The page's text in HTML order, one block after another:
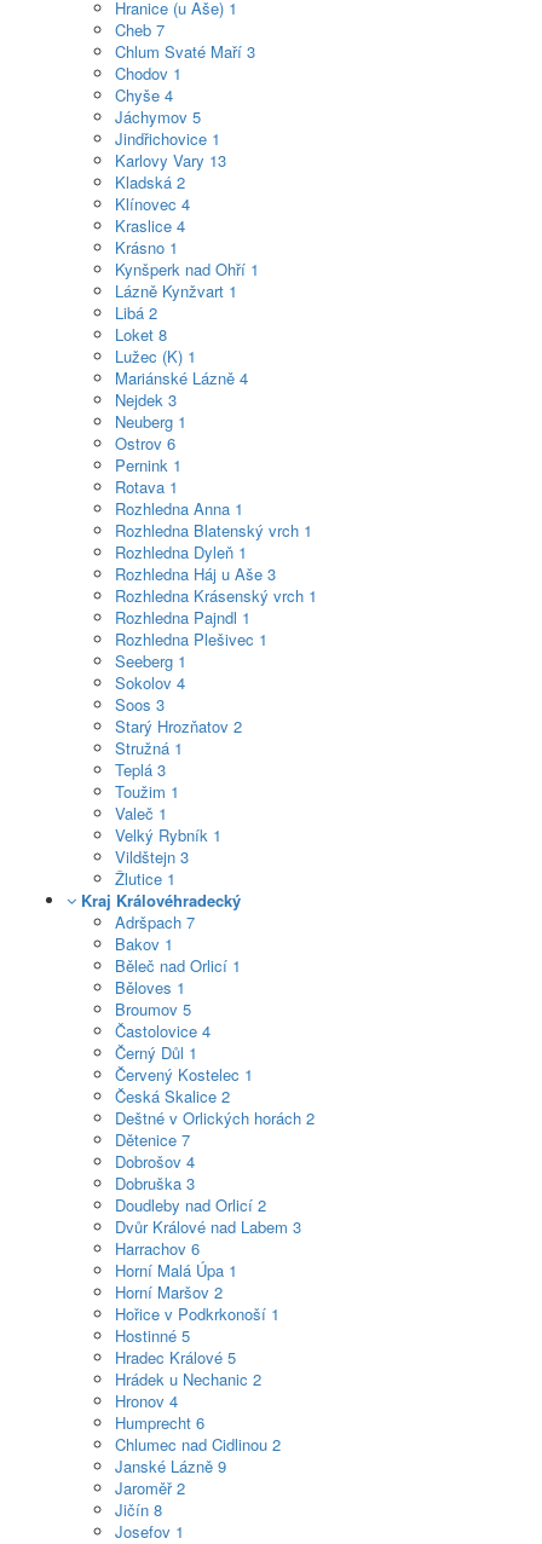
Hranice (u Aše) 1
Cheb 7
Chlum Svaté Maří 3
Chodov 1
Chyše 4
Jáchymov 5
Jindřichovice 1
Karlovy Vary 13
Kladská 2
Klínovec 4
Kraslice 4
Krásno 1
Kynšperk nad Ohří 1
Lázně Kynžvart 1
Libá 2
Loket 8
Lužec (K) 1
Mariánské Lázně 4
Nejdek 3
Neuberg 1
Ostrov 6
Pernink 1
Rotava 1
Rozhledna Anna 1
Rozhledna Blatenský vrch 1
Rozhledna Dyleň 1
Rozhledna Háj u Aše 3
Rozhledna Krásenský vrch 1
Rozhledna Pajndl 1
Rozhledna Plešivec 1
Seeberg 1
Sokolov 4
Soos 3
Starý Hrozňatov 2
Stružná 1
Teplá 3
Toužim 1
Valeč 1
Velký Rybník 1
Vildštejn 3
Žlutice 1
Kraj Královéhradecký
Adršpach 7
Bakov 1
Běleč nad Orlicí 1
Běloves 1
Broumov 5
Častolovice 4
Černý Důl 1
Červený Kostelec 1
Česká Skalice 2
Deštné v Orlických horách 2
Dětenice 7
Dobrošov 4
Dobruška 3
Doudleby nad Orlicí 2
Dvůr Králové nad Labem 3
Harrachov 6
Horní Malá Úpa 1
Horní Maršov 2
Hořice v Podkrkonoší 1
Hostinné 5
Hradec Králové 5
Hrádek u Nechanic 2
Hronov 4
Humprecht 6
Chlumec nad Cidlinou 2
Janské Lázně 9
Jaroměř2
Jičín 8
Josefov 1